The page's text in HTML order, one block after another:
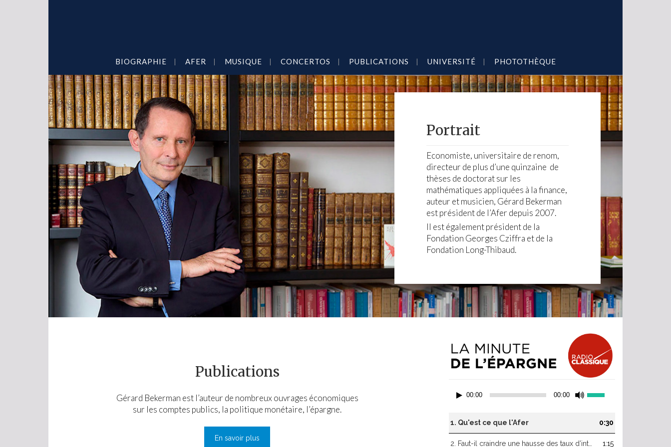
BIOGRAPHIE AFER MUSIQUE CONCERTOS PUBLICATIONS UNIVERSITÉ PHOTOTHÈQUE
Portrait
Economiste, universitaire de renom,
directeur de plus d’une quinzaine de
thèses de doctorat sur les
mathématiques appliquées à la finance,
auteur et musicien, Gérard Bekerman
est président de l’Afer depuis 2007.
Il est également président de la
Fondation Georges Cziffra et de la
Fondation Long-Thibaud.
Publications
Gérard Bekerman est l’auteur de nombreux ouvrages économiques
sur les comptes publics, la politique monétaire, l’épargne.
En savoir plus
audio
00:00 00:00
haut/bas
pour
augmenter
1. Qu'est ce que l'Afer 0:30
2. Faut-il craindre une hausse des taux d’intérêt ? 1:15